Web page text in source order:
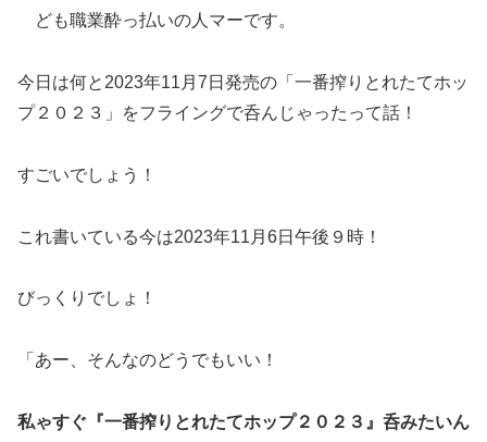
ども職業酔っ払いの人マーです。
今日は何と2023年11月7日発売の「一番搾りとれたてホッ
プ２０２３」をフライングで呑んじゃったって話！
すごいでしょう！
これ書いている今は2023年11月6日午後９時！
びっくりでしょ！
「あー、そんなのどうでもいい！
私ゃすぐ『一番搾りとれたてホップ２０２３』呑みたいん